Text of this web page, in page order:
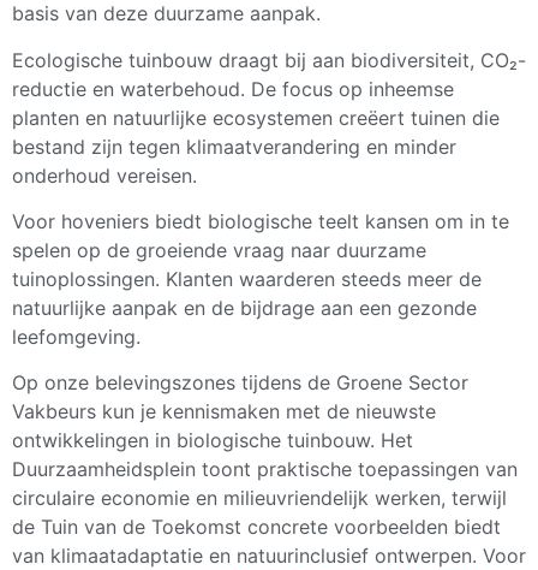
basis van deze duurzame aanpak.
Ecologische tuinbouw draagt bij aan biodiversiteit, CO₂-
reductie en waterbehoud. De focus op inheemse
planten en natuurlijke ecosystemen creëert tuinen die
bestand zijn tegen klimaatverandering en minder
onderhoud vereisen.
Voor hoveniers biedt biologische teelt kansen om in te
spelen op de groeiende vraag naar duurzame
tuinoplossingen. Klanten waarderen steeds meer de
natuurlijke aanpak en de bijdrage aan een gezonde
leefomgeving.
Op onze belevingszones tijdens de Groene Sector
Vakbeurs kun je kennismaken met de nieuwste
ontwikkelingen in biologische tuinbouw. Het
Duurzaamheidsplein toont praktische toepassingen van
circulaire economie en milieuvriendelijk werken, terwijl
de Tuin van de Toekomst concrete voorbeelden biedt
van klimaatadaptatie en natuurinclusief ontwerpen. Voor